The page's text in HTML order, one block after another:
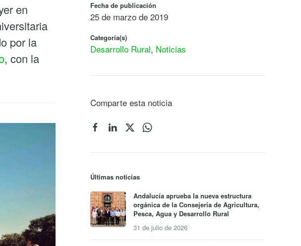
en
por la
, con la
Fecha de publicación
25 de marzo de 2019
Categoría(s)
Desarrollo Rural, Noticias
Comparte esta noticia
Últimas noticias
Andalucía aprueba la nueva estructura
orgánica de la Consejería de Agricultura,
Pesca, Agua y Desarrollo Rural
31 de julio de 2026